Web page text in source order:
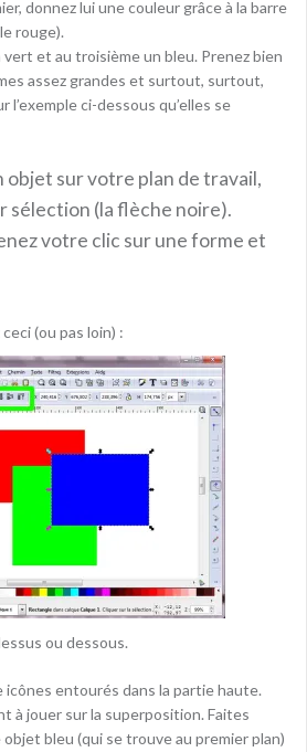
donnez lui une couleur grâce à la barre
rouge).
et au troisième un bleu. Prenez bien
assez grandes et surtout, surtout,
ci-dessous qu’elles se
objet sur votre plan de travail,
sélection (la flèche noire).
votre clic sur une forme et
(ou pas loin) :
ou dessous.
entourés dans la partie haute.
à jouer sur la superposition. Faites
bleu (qui se trouve au premier plan)